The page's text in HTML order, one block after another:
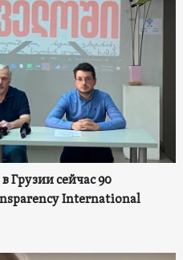
Грузии сейчас 90
International